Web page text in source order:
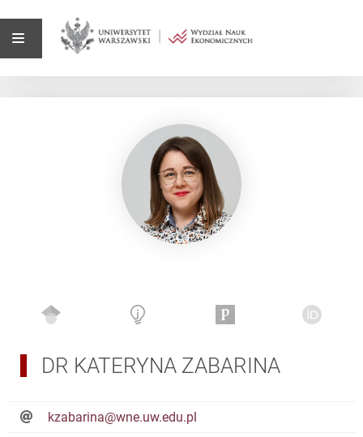
DR KATERYNA ZABARINA
kzabarina@wne.uw.edu.pl